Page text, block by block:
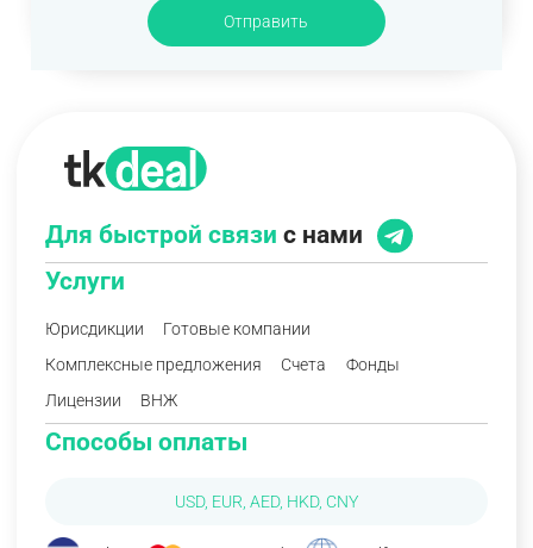
Отправить
Услуги
Юрисдикции
Готовые компании
Комплексные предложения
Счета
Фонды
Лицензии
ВНЖ
Способы оплаты
USD, EUR, AED, HKD, CNY
Для быстрой связи с нами